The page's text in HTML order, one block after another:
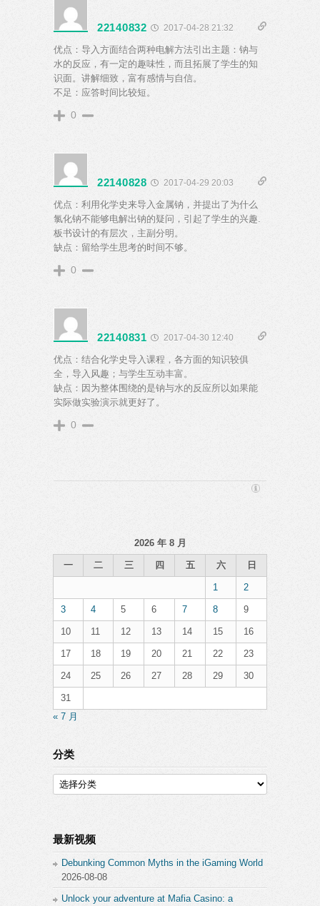
22140832 2017-04-28 21:32
优点：导入方面结合两种电解方法引出主题：钠与
水的反应，有一定的趣味性，而且拓展了学生的知
识面。讲解细致，富有感情与自信。
不足：应答时间比较短。
0
22140828 2017-04-29 20:03
优点：利用化学史来导入金属钠，并提出了为什么
氯化钠不能够电解出钠的疑问，引起了学生的兴趣.
板书设计的有层次，主副分明。
缺点：留给学生思考的时间不够。
0
22140831 2017-04-30 12:40
优点：结合化学史导入课程，各方面的知识较俱
全，导入风趣；与学生互动丰富。
缺点：因为整体围绕的是钠与水的反应所以如果能
实际做实验演示就更好了。
0
2026 年 8 月
一 二 三 四 五 六 日
1 2
3 4 5 6 7 8 9
10 11 12 13 14 15 16
17 18 19 20 21 22 23
24 25 26 27 28 29 30
31
« 7 月
分类
分
类
最新视频
Debunking Common Myths in the iGaming World
2026-08-08
Unlock your adventure at Mafia Casino: a